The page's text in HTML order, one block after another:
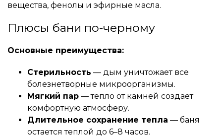
вещества, фенолы и эфирные масла.
Плюсы бани по-черному
Основные преимущества:
Стерильность — дым уничтожает все
болезнетворные микроорганизмы.
Мягкий пар — тепло от камней создает
комфортную атмосферу.
Длительное сохранение тепла — баня
остается теплой до 6–8 часов.